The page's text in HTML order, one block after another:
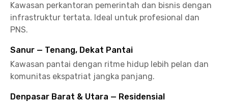
Kawasan perkantoran pemerintah dan bisnis dengan
infrastruktur tertata. Ideal untuk profesional dan
PNS.
Sanur — Tenang, Dekat Pantai
Kawasan pantai dengan ritme hidup lebih pelan dan
komunitas ekspatriat jangka panjang.
Denpasar Barat & Utara — Residensial